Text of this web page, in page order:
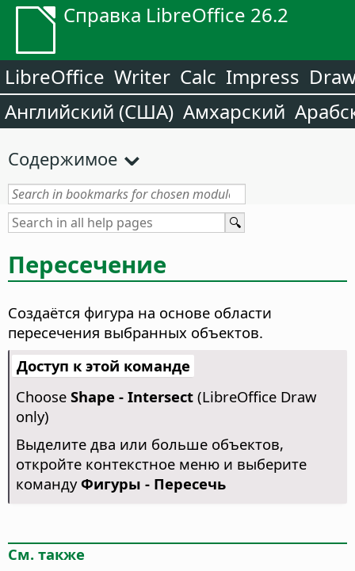
Справка LibreOffice 26.2
LibreOffice Writer Calc Impress
Английский (США) Амхарский
Содержимое
Пересечение
Создаётся фигура на основе области
пересечения выбранных объектов.
Доступ к этой команде
Choose Shape - Intersect(LibreOffice Draw
only)
Выделите два или больше объектов,
откройте контекстное меню и выберите
командуФигуры - Пересечь
См. также